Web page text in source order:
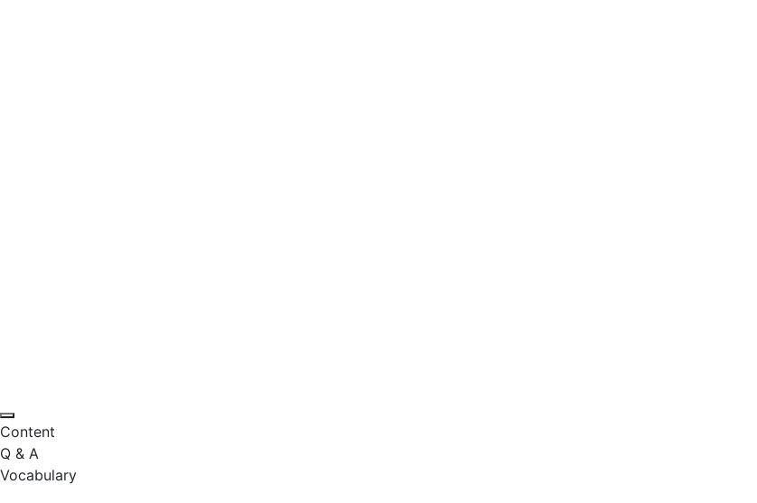
Content
Q & A
Vocabulary